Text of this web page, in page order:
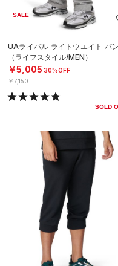
SALE
UAライバル ライトウエイト パ
（ライフスタイル/MEN）
￥5,005 30%OFF
￥7,150
SOLD